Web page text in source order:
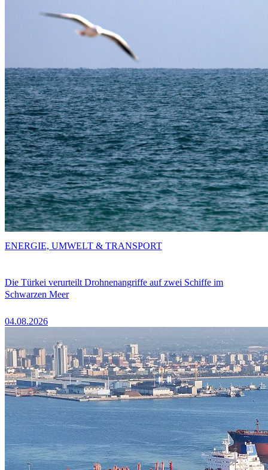
Die Türkei verurteilt Drohnenangriffe auf zwei Schiffe im
Schwarzen Meer
04.08.2026
ENERGIE, UMWELT & TRANSPORT